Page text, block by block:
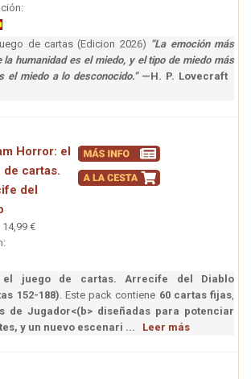
de cartas (Edicion 2026) “La emoción más
la humanidad es el miedo, y el tipo de miedo más
el miedo a lo desconocido.”—H. P. Lovecraft
Horror: el
de cartas.
del
€
el juego de cartas. Arrecife del Diablo
152-188) . Este pack contiene 60 cartas fijas
de Jugador<(b> diseñadas para potenciar
y un nuevo escenari ... Leer más